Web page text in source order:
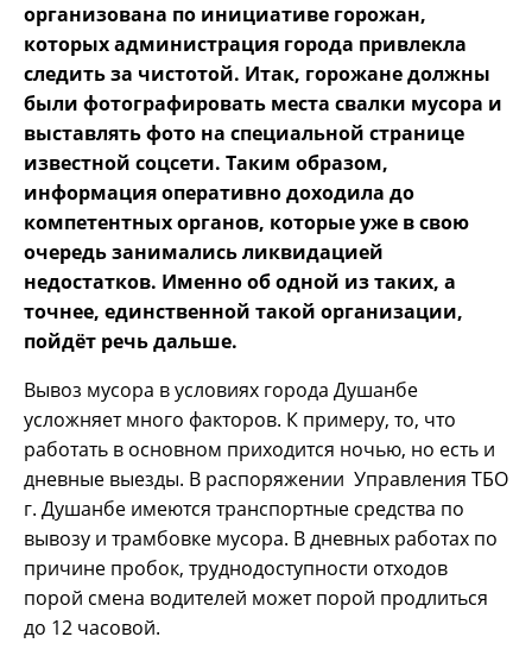
организована по инициативе горожан,
которых администрация города привлекла
следить за чистотой. Итак, горожане должны
были фотографировать места свалки мусора и
выставлять фото на специальной странице
известной соцсети. Таким образом,
информация оперативно доходила до
компетентных органов, которые уже в свою
очередь занимались ликвидацией
недостатков. Именно об одной из таких, а
точнее, единственной такой организации,
пойдёт речь дальше.
Вывоз мусора в условиях города Душанбе
усложняет много факторов. К примеру, то, что
работать в основном приходится ночью, но есть и
дневные выезды. В распоряжении Управления ТБО
г. Душанбе имеются транспортные средства по
вывозу и трамбовке мусора. В дневных работах по
причине пробок, труднодоступности отходов
порой смена водителей может порой продлиться
до 12 часовой.